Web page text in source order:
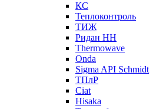
КС
Теплоконтроль
ТИЖ
Ридан НН
Thermowave
Onda
Sigma API Schmidt
ТПлР
Ciat
Hisaka